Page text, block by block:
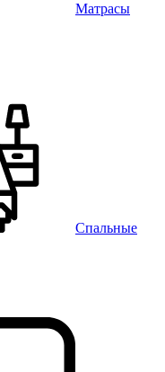
Матрасы
Спальные